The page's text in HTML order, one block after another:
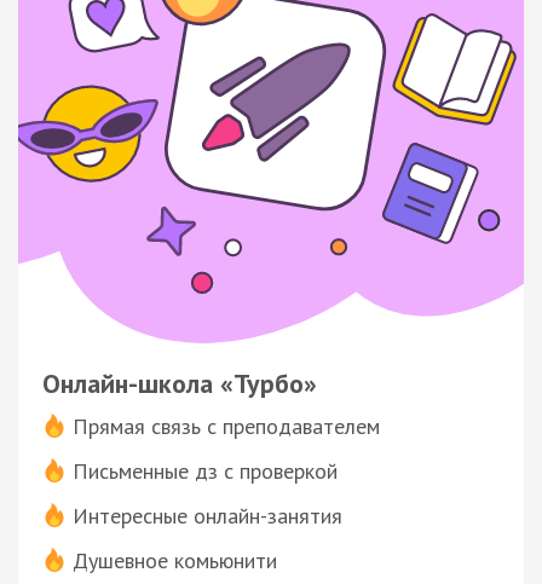
Онлайн-школа «Турбо»
Прямая связь с преподавателем
Письменные дз с проверкой
Интересные онлайн-занятия
Душевное комьюнити